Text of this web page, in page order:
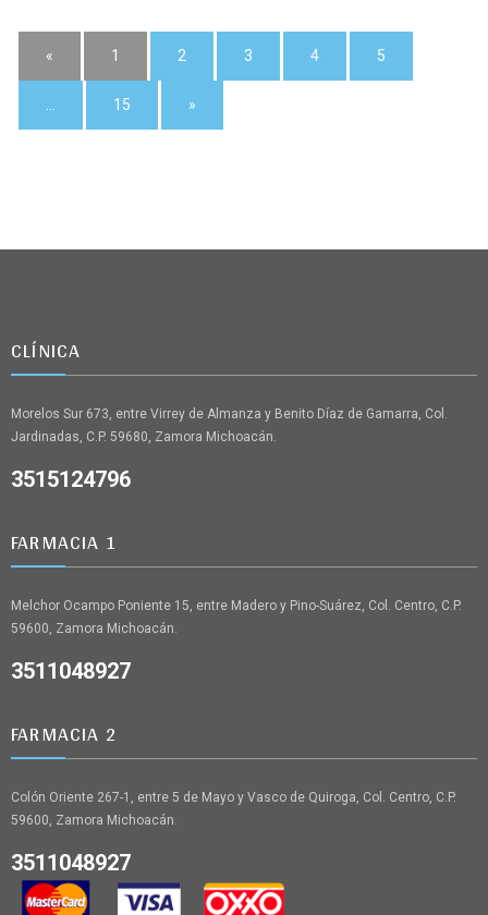
« 1 2 3 4 5
15 »
CLÍNICA
Morelos Sur 673, entre Virrey de Almanza y Benito Díaz de Gamarra, Col.
Jardinadas, C.P. 59680, Zamora Michoacán.
3515124796
FARMACIA 1
Melchor Ocampo Poniente 15, entre Madero y Pino-Suárez, Col. Centro, C.P.
59600, Zamora Michoacán.
3511048927
FARMACIA 2
Colón Oriente 267-1, entre 5 de Mayo y Vasco de Quiroga, Col. Centro, C.P.
59600, Zamora Michoacán.
3511048927